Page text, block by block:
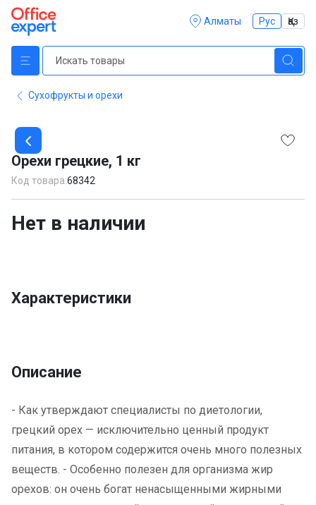
Алматы Рус Қаз
Сухофрукты и орехи
Item
1
of
1
Орехи грецкие, 1 кг
Код товара:68342
Нет в наличии
Характеристики
Описание
- Как утверждают специалисты по диетологии,
грецкий орех — исключительно ценный продукт
питания, в котором содержится очень много полезных
веществ. - Особенно полезен для организма жир
орехов: он очень богат ненасыщенными жирными